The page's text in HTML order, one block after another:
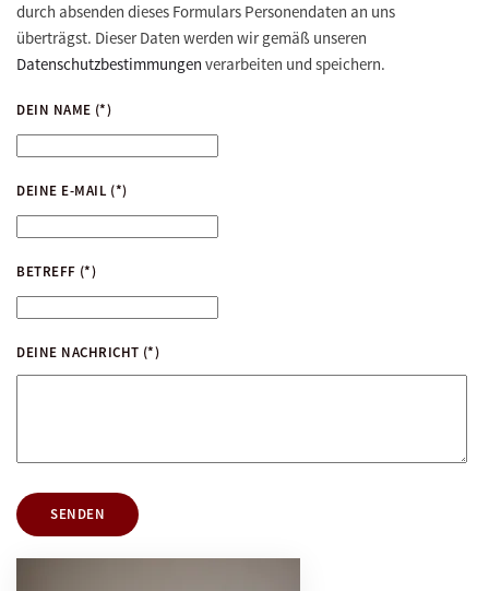
durch absenden dieses Formulars Personendaten an uns
überträgst. Dieser Daten werden wir gemäß unseren
Datenschutzbestimmungen verarbeiten und speichern.
DEIN NAME (*)
DEINE E-MAIL (*)
BETREFF (*)
DEINE NACHRICHT (*)
SENDEN